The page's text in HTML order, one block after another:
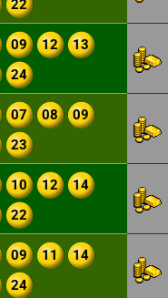
22
09 12
13
24
07 08
09
23
10 12
14
22
09 11
14
24